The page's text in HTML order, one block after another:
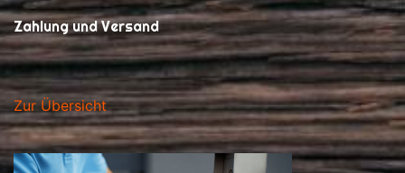
Zahlung und Versand
Zur Übersicht